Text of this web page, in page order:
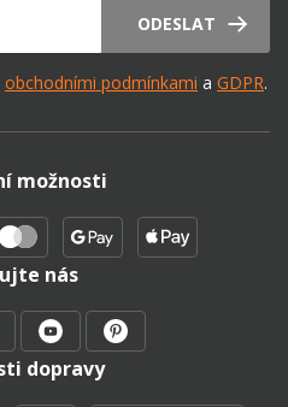
ODESLAT
obchodními podmínkami a GDPR.
možnosti
nás
dopravy